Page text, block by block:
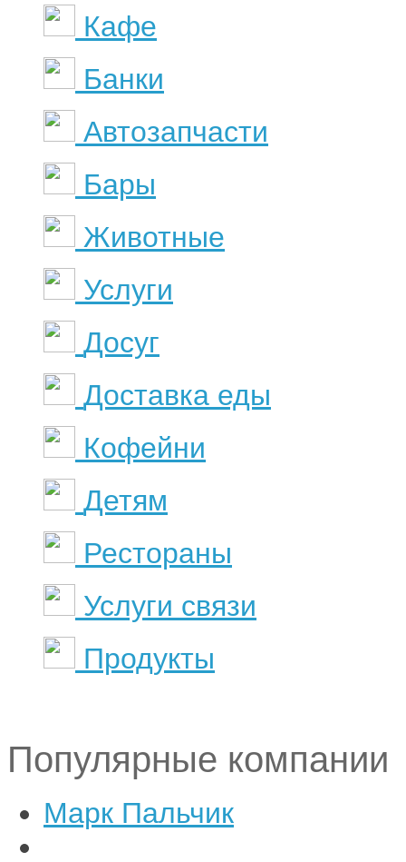
Кафе
Банки
Автозапчасти
Бары
Животные
Услуги
Досуг
Доставка еды
Кофейни
Детям
Рестораны
Услуги связи
Продукты
Популярные компании
Марк Пальчик